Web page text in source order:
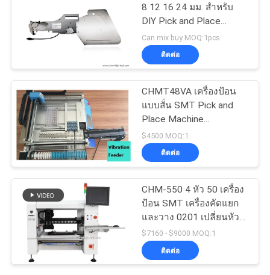
ทัวร์
โรงงาน
การ
ควบคุม
คุณภาพ
ติดต่อ
8 12 16 24 มม. สำหรับ
DIY Pick and Place
Machine, Charmhigh
SMT Machine
Can mix buy MOQ:1pcs
ติดต่อ
CHMT48VA เครื่องป้อน
แบบสั่น SMT Pick and
Place Machine
Prototying Batch
production
$4500 MOQ:1
ติดต่อ
CHM-550 4 หัว 50 เครื่อง
ป้อน SMT เครื่องคัดแยก
และวาง 0201 เปลี่ยนหัว
ฉีดอัตโนมัติ
$7160 - $9000 MOQ:1
ติดต่อ